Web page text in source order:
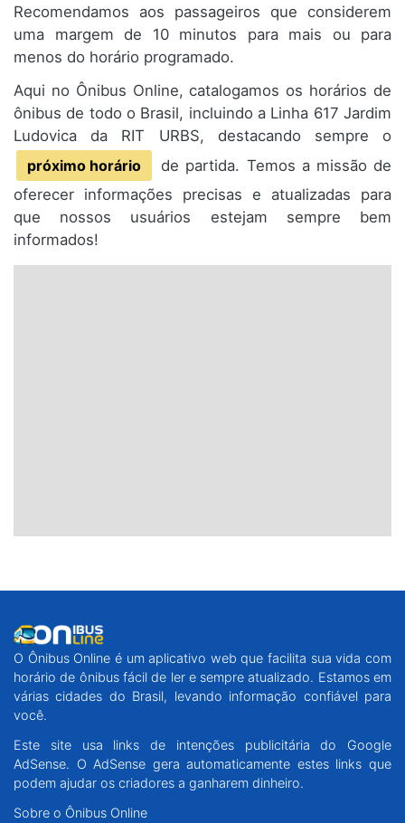
Recomendamos aos passageiros que considerem
uma margem de 10 minutos para mais ou para
menos do horário programado.
Aqui no Ônibus Online, catalogamos os horários de
ônibus de todo o Brasil, incluindo a Linha 617 Jardim
Ludovica da RIT URBS, destacando sempre o
próximo horário
de partida. Temos a missão de
oferecer informações precisas e atualizadas para
que nossos usuários estejam sempre bem
informados!
O Ônibus Online é um aplicativo web que facilita sua vida com
horário de ônibus fácil de ler e sempre atualizado. Estamos em
várias cidades do Brasil, levando informação confiável para
você.
Este site usa links de intenções publicitária do Google
AdSense. O AdSense gera automaticamente estes links que
podem ajudar os criadores a ganharem dinheiro.
Sobre o Ônibus Online